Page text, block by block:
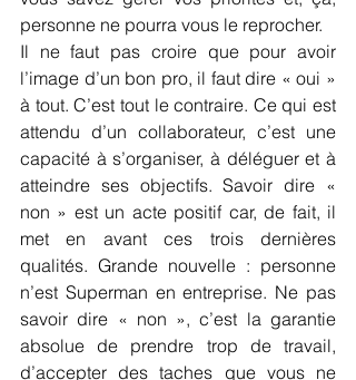
personne ne pourra vous le reprocher.
Il ne faut pas croire que pour avoir
l’image d’un bon pro, il faut dire « oui »
à tout. C’est tout le contraire. Ce qui est
attendu d’un collaborateur, c’est une
capacité à s’organiser, à déléguer et à
atteindre ses objectifs. Savoir dire «
non » est un acte positif car, de fait, il
met en avant ces trois dernières
qualités. Grande nouvelle : personne
n’est Superman en entreprise. Ne pas
savoir dire « non », c’est la garantie
absolue de prendre trop de travail,
d’accepter des taches que vous ne